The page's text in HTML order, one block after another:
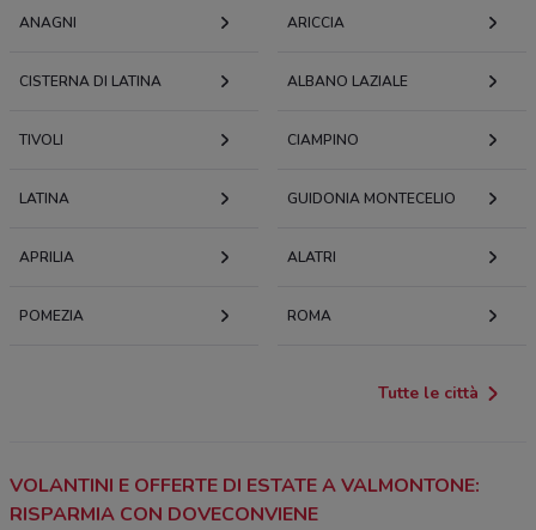
ANAGNI ARICCIA
CISTERNA DI LATINA ALBANO LAZIALE
TIVOLI CIAMPINO
LATINA GUIDONIA MONTECELIO
APRILIA ALATRI
POMEZIA ROMA
Tutte le città
VOLANTINI E OFFERTE DI ESTATE A VALMONTONE:
RISPARMIA CON DOVECONVIENE